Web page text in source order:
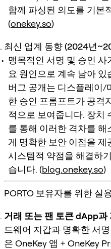
함께 파싱된 의도를 기본
(onekey.so)
최신 업계 동향 (2024년
맹목적인 서명 및 승인
요 원인으로 계속 남아
버그 공개는 디스플레이/
한 승인 프롬프트가 공격
적으로 보여줍니다. 장치
를 통해 이러한 격차를
게 명확한 보안 이점을 제
시스템적 약점을 해결하
습니다. (blog.onekey.so)
PORTO 보유자를 위한 실
거래 또는 팬 토큰 dApp
드웨어 지갑과 명확한 서
은 OneKey 앱 + OneKey